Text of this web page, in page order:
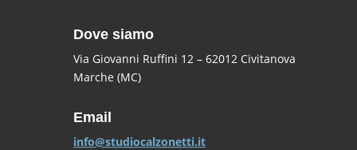
Dove siamo
Via Giovanni Ruffini 12 – 62012 Civitanova
Marche (MC)
Email
info@studiocalzonetti.it